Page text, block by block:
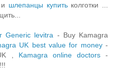
шлепанцы купить колготки ...
Generic levitra - Buy Kamagra
UK best value for money -
, Kamagra online doctors-